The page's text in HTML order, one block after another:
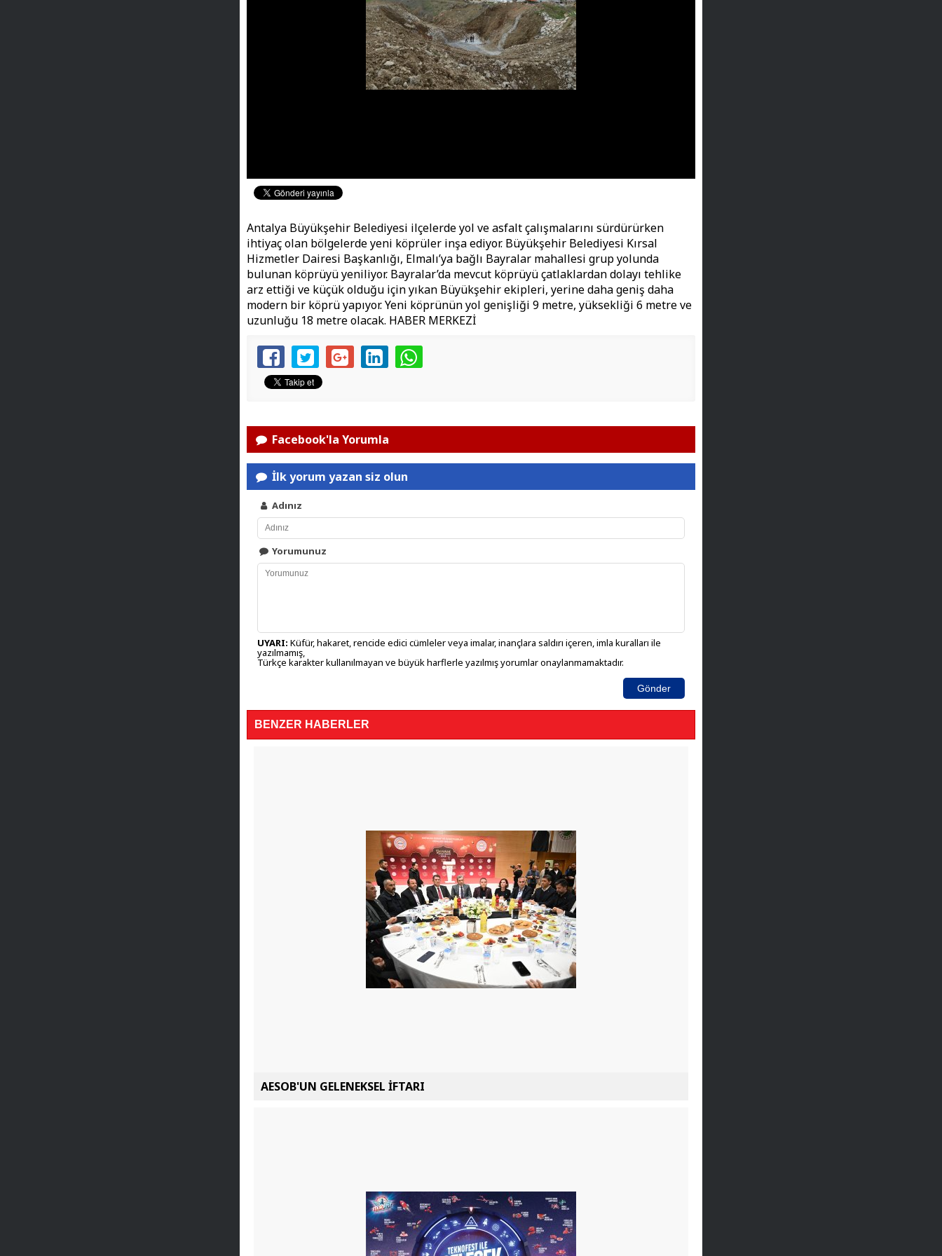
Antalya Büyükşehir Belediyesi ilçelerde yol ve asfalt çalışmalarını sürdürürken
ihtiyaç olan bölgelerde yeni köprüler inşa ediyor. Büyükşehir Belediyesi Kırsal
Hizmetler Dairesi Başkanlığı, Elmalı’ya bağlı Bayralar mahallesi grup yolunda
bulunan köprüyü yeniliyor. Bayralar’da mevcut köprüyü çatlaklardan dolayı tehlike
arz ettiği ve küçük olduğu için yıkan Büyükşehir ekipleri, yerine daha geniş daha
modern bir köprü yapıyor. Yeni köprünün yol genişliği 9 metre, yüksekliği 6 metre ve
uzunluğu 18 metre olacak. HABER MERKEZİ
Facebook'la Yorumla
İlk yorum yazan siz olun
Adınız
Yorumunuz
UYARI: Küfür, hakaret, rencide edici cümleler veya imalar, inançlara saldırı içeren, imla kuralları ile
yazılmamış,
Türkçe karakter kullanılmayan ve büyük harflerle yazılmış yorumlar onaylanmamaktadır.
Gönder
BENZER HABERLER
AESOB'UN GELENEKSEL İFTARI